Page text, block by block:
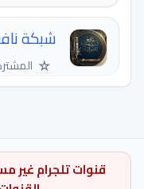
شبكة
☆
قنوات تلجرام